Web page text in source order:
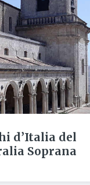
d’Italia del
Soprana